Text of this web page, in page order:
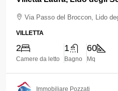
Via Passo del Broccon, Lido
VILLETTA
2
Camere da letto
1
Bagno
60
Mq
Immobiliare Pozzati